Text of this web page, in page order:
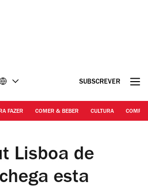
SUBSCREVER
FAZER COMER & BEBER CULTURA
Lisboa de
esta